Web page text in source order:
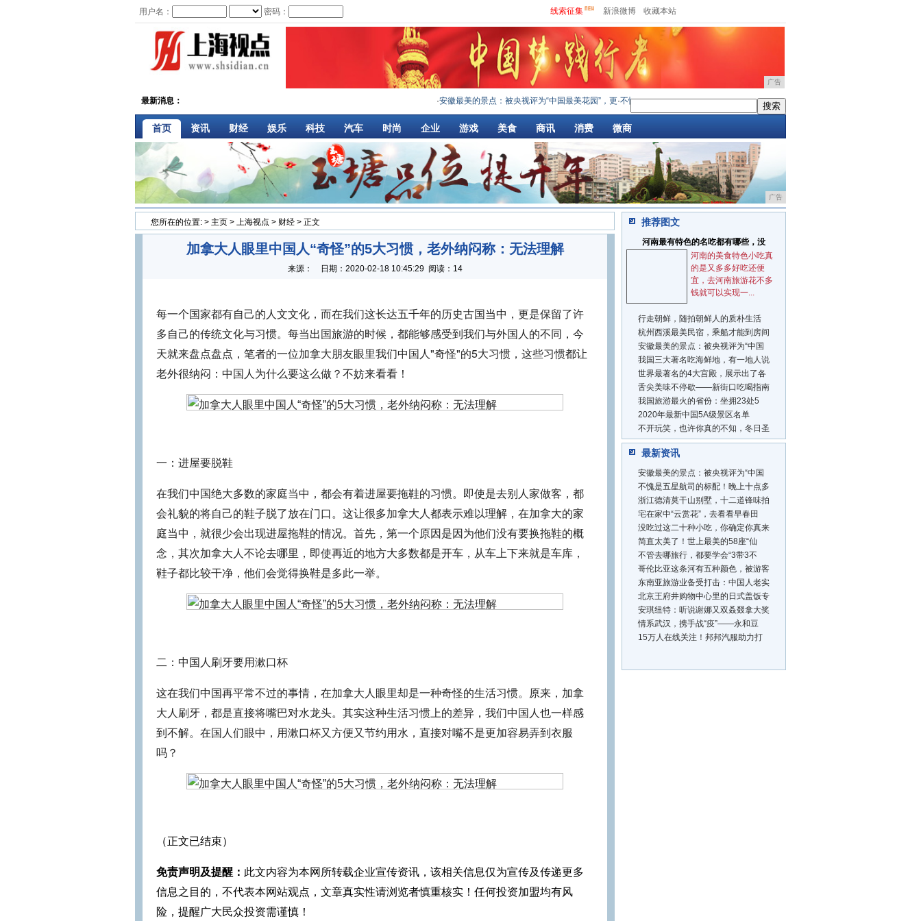
用户名： 密码： 线索征集 新浪微博 收藏本站
广告
最新消息： 安徽最美的景点：被央视评为“中国最美花园”，更 ·不愧是五星航司的标配！晚上十点多的航班，依然配
首页 资讯 财经 娱乐 科技 汽车 时尚 企业 游戏 美食 商讯 消费 微商
广告
您所在的位置: > 主页 > 上海视点 > 财经 > 正文
加拿大人眼里中国人“奇怪”的5大习惯，老外纳闷称：无法理解
来源： 日期： 2020-02-18 10:45:29 阅读：14
每一个国家都有自己的人文文化，而在我们这长达五千年的历史古国当中，更是保留了许
多自己的传统文化与习惯。每当出国旅游的时候，都能够感受到我们与外国人的不同，今
天就来盘点盘点，笔者的一位加拿大朋友眼里我们中国人"奇怪"的5大习惯，这些习惯都让
老外很纳闷：中国人为什么要这么做？不妨来看看！
一：进屋要脱鞋
在我们中国绝大多数的家庭当中，都会有着进屋要拖鞋的习惯。即使是去别人家做客，都
会礼貌的将自己的鞋子脱了放在门口。这让很多加拿大人都表示难以理解，在加拿大的家
庭当中，就很少会出现进屋拖鞋的情况。首先，第一个原因是因为他们没有要换拖鞋的概
念，其次加拿大人不论去哪里，即使再近的地方大多数都是开车，从车上下来就是车库，
鞋子都比较干净，他们会觉得换鞋是多此一举。
二：中国人刷牙要用漱口杯
这在我们中国再平常不过的事情，在加拿大人眼里却是一种奇怪的生活习惯。原来，加拿
大人刷牙，都是直接将嘴巴对水龙头。其实这种生活习惯上的差异，我们中国人也一样感
到不解。在国人们眼中，用漱口杯又方便又节约用水，直接对嘴不是更加容易弄到衣服
吗？
（正文已结束）
免责声明及提醒： 此文内容为本网所转载企业宣传资讯，该相关信息仅为宣传及传递更多
信息之目的，不代表本网站观点，文章真实性请浏览者慎重核实！任何投资加盟均有风
险，提醒广大民众投资需谨慎！
推荐图文
河南最有特色的名吃都有哪些，没
河南的美食特色小吃真
的是又多多好吃还便
宜，去河南旅游花不多
钱就可以实现一...
行走朝鲜，随拍朝鲜人的质朴生活
杭州西溪最美民宿，乘船才能到房间
安徽最美的景点：被央视评为“中国
我国三大著名吃海鲜地，有一地人说
世界最著名的4大宫殿，展示出了各
舌尖美味不停歇——新街口吃喝指南
我国旅游最火的省份：坐拥23处5
2020年最新中国5A级景区名单
不开玩笑，也许你真的不知，冬日圣
最新资讯
安徽最美的景点：被央视评为“中国
不愧是五星航司的标配！晚上十点多
浙江德清莫干山别墅，十二道锋味拍
宅在家中“云赏花”，去看看早春田
没吃过这二十种小吃，你确定你真来
简直太美了！世上最美的58座“仙
不管去哪旅行，都要学会“3带3不
哥伦比亚这条河有五种颜色，被游客
东南亚旅游业备受打击：中国人老实
北京王府井购物中心里的日式盖饭专
安琪纽特：听说谢娜又双叒叕拿大奖
情系武汉，携手战“疫”——永和豆
15万人在线关注！邦邦汽服助力打